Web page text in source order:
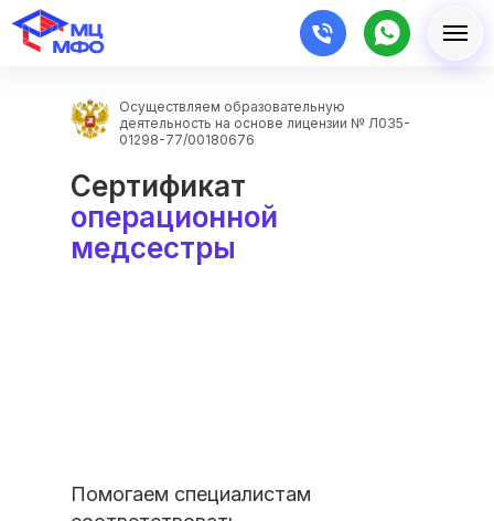
Помогаем специалистам
Сертификат
операционной
медсестры
Осуществляем образовательную
деятельность на основе лицензии № Л035-
01298-77/00180676